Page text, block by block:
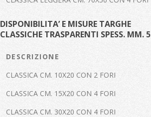
DISPONIBILITA’ E MISURE TARGHE
CLASSICHE TRASPARENTI SPESS. MM. 5
DESCRIZIONE
CLASSICA CM. 10X20 CON 2 FORI
CLASSICA CM. 15X20 CON 4 FORI
CLASSICA CM. 30X20 CON 4 FORI